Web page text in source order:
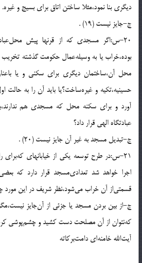
ديگرى بنا نمود،مثلا ساختن اتاق براى بسيج و غيره.
ج-جايز نيست (19) .
20-س:اگر مسجدى كه از قرنها پيش
بوده،خراب يا به وسيله‌عمال حكومت گذشته تخريب
محل آن،ساختمان ديگرى براى سكنى و يا
حسينيه،تكيه و غيره‌ساخت؟يا بايد آن را به
آورد و براى سكنه محل كه مسجدى هم
عبادتگاه الهى قرار داد؟
ج-تبديل مسجد به غير آن جايز نيست (20) .
21-س:در طرح توسعه يكى از خيابانهاى كه‌براى
اجرا خواهد شد تعدادى‌مسجد قرار دارد كه
قسمتى‌از آن خراب مى‌شود،نظر شريف در اين
ج-از بين بردن مسجد يا جزئى از آن‌جايز
كه‌نتوان از آن مصلحت دست كشيد و چشم‌پوشى كرد
آيت‌الله خامنه‌اى دامت‌بركاته